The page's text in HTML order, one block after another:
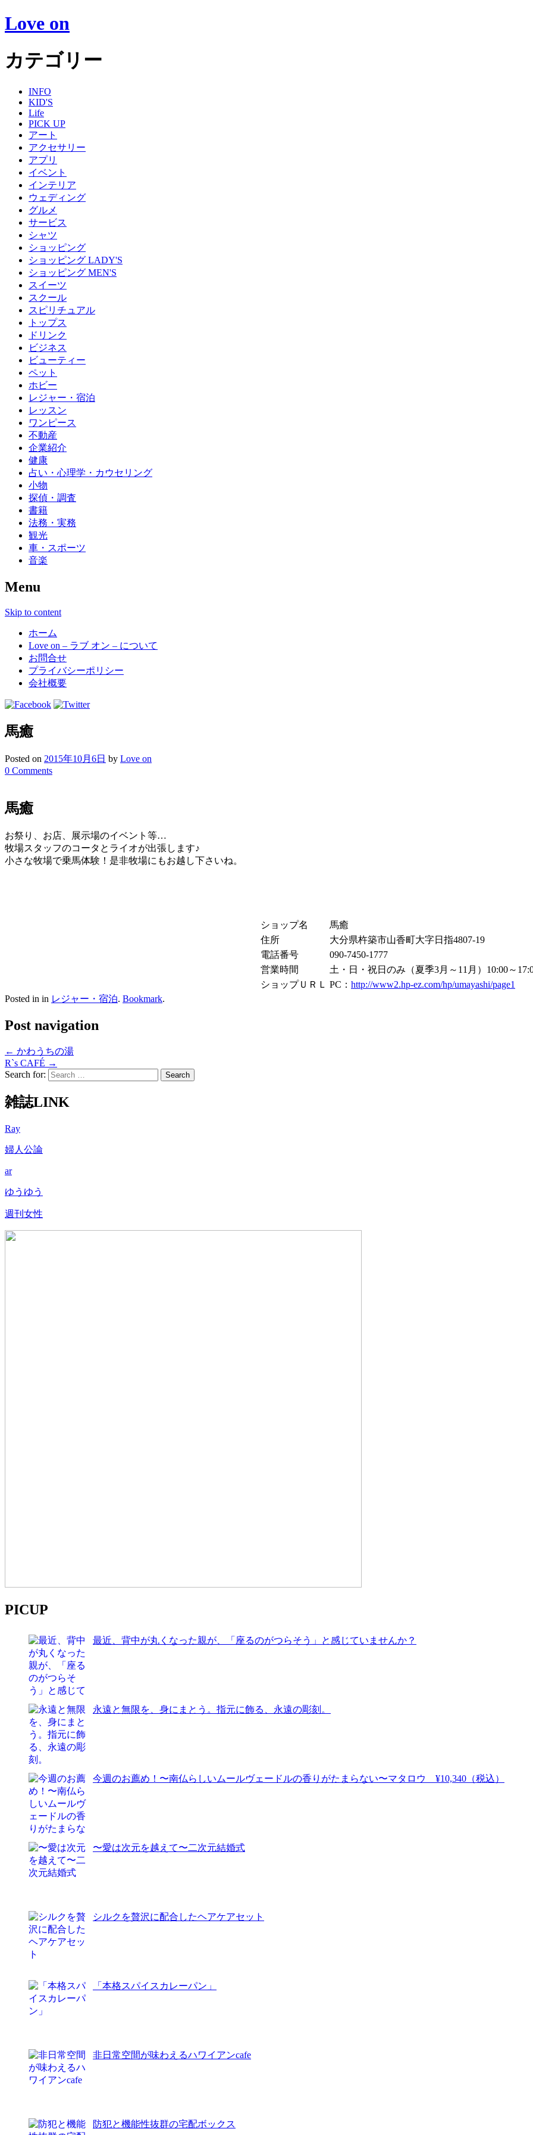
Love on
カテゴリー
INFO
KID'S
Life
PICK UP
アート
アクセサリー
アプリ
イベント
インテリア
ウェディング
グルメ
サービス
シャツ
ショッピング
ショッピング LADY'S
ショッピング MEN'S
スイーツ
スクール
スピリチュアル
トップス
ドリンク
ビジネス
ビューティー
ペット
ホビー
レジャー・宿泊
レッスン
ワンピース
不動産
企業紹介
健康
占い・心理学・カウセリング
小物
探偵・調査
書籍
法務・実務
観光
車・スポーツ
音楽
Menu
Skip to content
ホーム
Love on – ラブ オン – について
お問合せ
プライバシーポリシー
会社概要
馬癒
Posted on 2015年10月6日 by Love on
0 Comments
馬癒
お祭り、お店、展示場のイベント等…
牧場スタッフのコータとライオが出張します♪
小さな牧場で乗馬体験！是非牧場にもお越し下さいね。
ショップ名
馬癒
住所
大分県杵築市山香町大字日指4807-19
電話番号
090-7450-1777
営業時間
土・日・祝日のみ（夏季3月～11月）10:00～
ショップＵＲＬ PC： http://www2.hp-ez.com/hp/umayashi/page1
Posted in in レジャー・宿泊. Bookmark.
Post navigation
← かわうちの湯
R`s CAFÉ →
Search for:
雑誌LINK
Ray
婦人公論
ar
ゆうゆう
週刊女性
PICUP
最近、背中が丸くなった親が、「座るのがつらそう」と感じていませんか？
永遠と無限を、身にまとう。指元に飾る、永遠の彫刻。
今週のお薦め！〜南仏らしいムールヴェードルの香りがたまらない〜マタロウ ¥10,340（税込）
〜愛は次元を越えて〜二次元結婚式
シルクを贅沢に配合したヘアケアセット
「本格スパイスカレーパン」
非日常空間が味わえるハワイアンcafe
防犯と機能性抜群の宅配ボックス